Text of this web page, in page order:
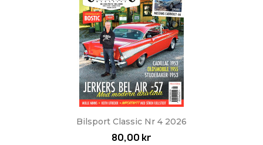
Bilsport Classic Nr 4 2026
80,00 kr